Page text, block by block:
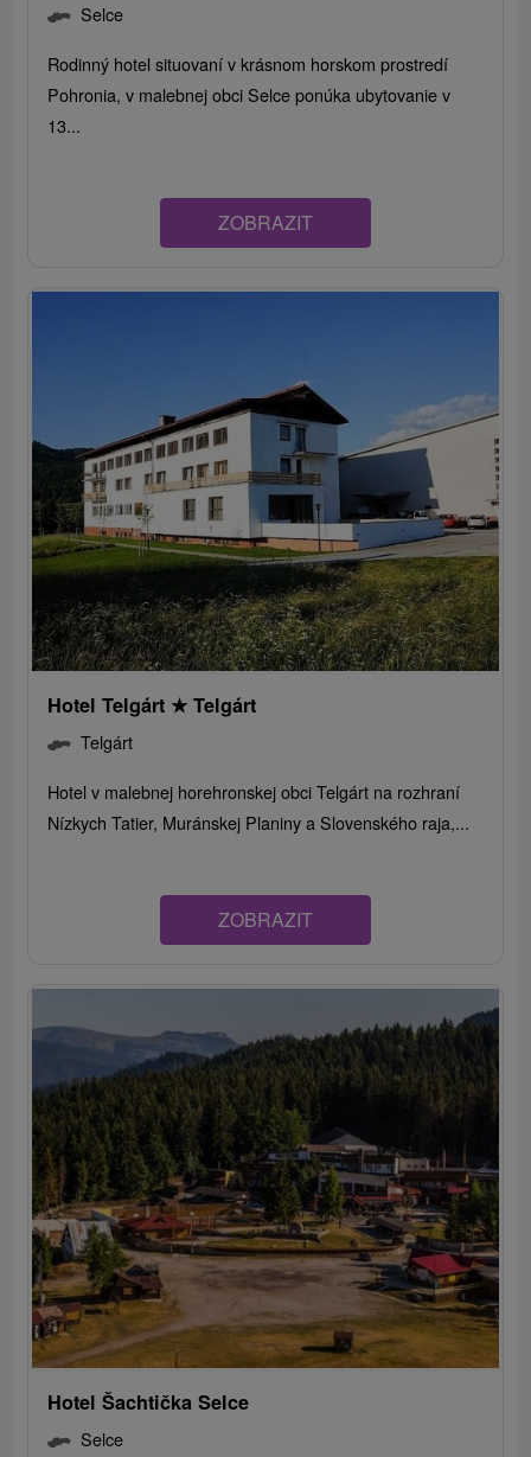
Selce
Rodinný hotel situovaní v krásnom horskom prostredí
Pohronia, v malebnej obci Selce ponúka ubytovanie v
13...
ZOBRAZIT
Hotel Telgárt ★ Telgárt
Telgárt
Hotel v malebnej horehronskej obci Telgárt na rozhraní
Nízkych Tatier, Muránskej Planiny a Slovenského raja,...
ZOBRAZIT
Hotel Šachtička Selce
Selce